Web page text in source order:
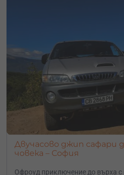
Двучасово джип сафари
човека – София
Офроуд приключение до върха